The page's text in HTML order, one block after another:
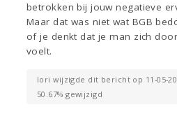
betrokken bij jouw negatieve
Maar dat was niet wat BGB
of je denkt dat je man zich
voelt.
lori wijzigde dit bericht op 11-05-
50.67% gewijzigd